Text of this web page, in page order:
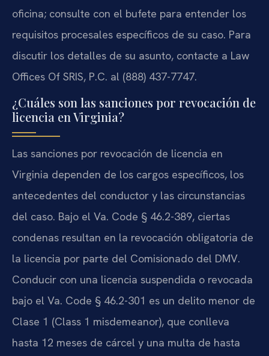
oficina; consulte con el bufete para entender los
requisitos procesales específicos de su caso. Para
discutir los detalles de su asunto, contacte a Law
Offices Of SRIS, P.C. al (888) 437-7747.
¿Cuáles son las sanciones por revocación de
licencia en Virginia?
Las sanciones por revocación de licencia en
Virginia dependen de los cargos específicos, los
antecedentes del conductor y las circunstancias
del caso. Bajo el Va. Code § 46.2-389, ciertas
condenas resultan en la revocación obligatoria de
la licencia por parte del Comisionado del DMV.
Conducir con una licencia suspendida o revocada
bajo el Va. Code § 46.2-301 es un delito menor de
Clase 1 (Class 1 misdemeanor), que conlleva
hasta 12 meses de cárcel y una multa de hasta